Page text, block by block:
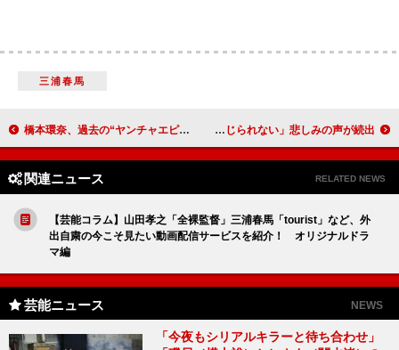
三浦春馬
橋本環奈、過去の“ヤンチャエピソード”を告白 清野菜名「けんかしてはだしで家を飛び出した」 三浦春馬さん出演の『コンフィデンスマンＪＰ』放送 「もういないなんて信じられない」悲しみの声が続出
関連ニュース RELATED NEWS
【芸能コラム】山田孝之「全裸監督」三浦春馬「tourist」など、外
出自粛の今こそ見たい動画配信サービスを紹介！ オリジナルドラ
マ編
芸能ニュース NEWS
「今夜もシリアルキラーと待ち合わせ」